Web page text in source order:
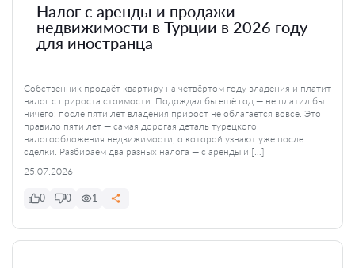
Налог с аренды и продажи
недвижимости в Турции в 2026 году
для иностранца
Собственник продаёт квартиру на четвёртом году владения и платит
налог с прироста стоимости. Подождал бы ещё год — не платил бы
ничего: после пяти лет владения прирост не облагается вовсе. Это
правило пяти лет — самая дорогая деталь турецкого
налогообложения недвижимости, о которой узнают уже после
сделки. Разбираем два разных налога — с аренды и […]
25.07.2026
0 0 1